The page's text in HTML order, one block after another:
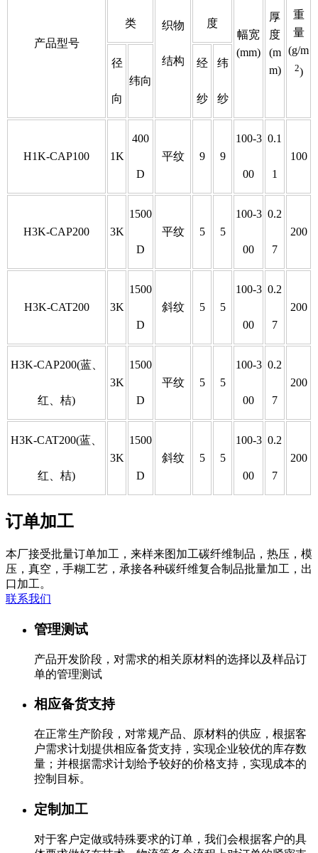
产品型号
类 织物
结构
度
幅宽
(mm)
厚
度
(m
m)
重
量
(g/m
2)
径
向
纬向
经
纱
纬
纱
H1K-CAP100 1K
400
D
平纹 9 9
100-3
00
0.1
1
100
H3K-CAP200 3K
1500
D
平纹 5 5
100-3
00
0.2
7
200
H3K-CAT200 3K
1500
D
斜纹 5 5
100-3
00
0.2
7
200
H3K-CAP200(蓝、
红、桔)
3K
1500
D
平纹 5 5
100-3
00
0.2
7
200
H3K-CAT200(蓝、
红、桔)
3K
1500
D
斜纹 5 5
100-3
00
0.2
7
200
订单加工
本厂接受批量订单加工，来样来图加工碳纤维制品，热压，模
压，真空，手糊工艺，承接各种碳纤维复合制品批量加工，出
口加工。
联系我们
管理测试
产品开发阶段，对需求的相关原材料的选择以及样品订
单的管理测试
相应备货支持
在正常生产阶段，对常规产品、原材料的供应，根据客
户需求计划提供相应备货支持，实现企业较优的库存数
量；并根据需求计划给予较好的价格支持，实现成本的
控制目标。
定制加工
对于客户定做或特殊要求的订单，我们会根据客户的具